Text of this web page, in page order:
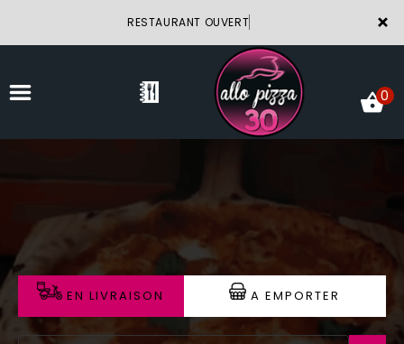
×
RESTAURANT OUVERT
LA CARTE
VOTRE COMPTE
NOTRE RESTAURANT
0
EN LIVRAISON A EMPORTER